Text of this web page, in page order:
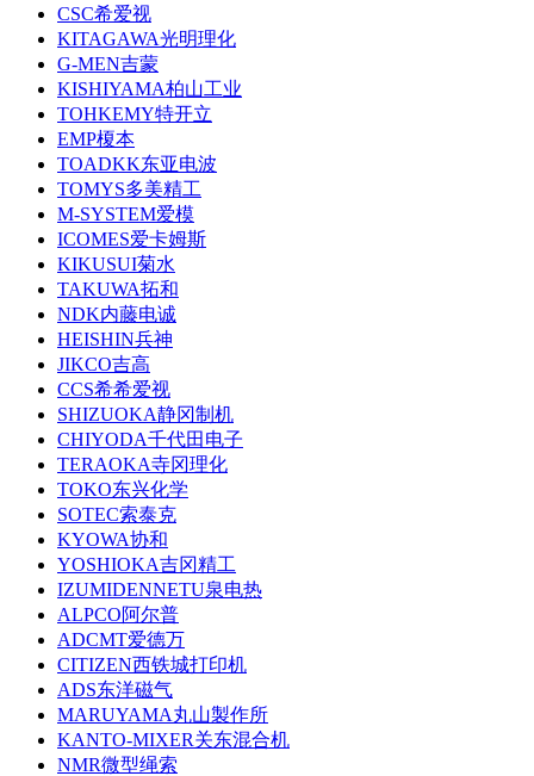
CSC希爱视
KITAGAWA光明理化
G-MEN吉蒙
KISHIYAMA柏山工业
TOHKEMY特开立
EMP榎本
TOADKK东亚电波
TOMYS多美精工
M-SYSTEM爱模
ICOMES爱卡姆斯
KIKUSUI菊水
TAKUWA拓和
NDK内藤电诚
HEISHIN兵神
JIKCO吉高
CCS希希爱视
SHIZUOKA静冈制机
CHIYODA千代田电子
TERAOKA寺冈理化
TOKO东兴化学
SOTEC索泰克
KYOWA协和
YOSHIOKA吉冈精工
IZUMIDENNETU泉电热
ALPCO阿尔普
ADCMT爱德万
CITIZEN西铁城打印机
ADS东洋磁气
MARUYAMA丸山製作所
KANTO-MIXER关东混合机
NMR微型绳索